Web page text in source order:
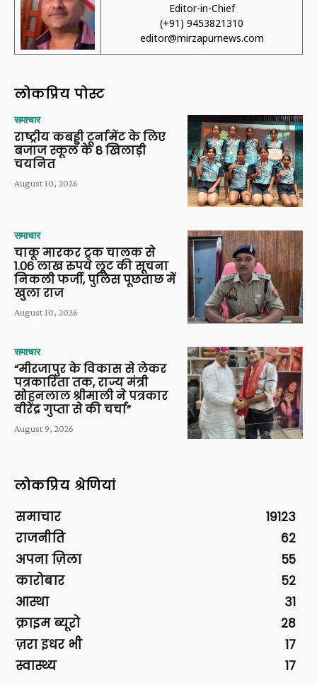
Editor-in-Chief
(+91) 9453821310
editor@mirzapurnews.com
लोकप्रिय पोस्ट
समाचार
राष्ट्रीय कबड्डी टूर्नामेंट के लिए
बजाज स्कूल के 8 खिलाड़ी
चयनित
August 10, 2026
समाचार
चाकू मारकर ट्रक चालक से
1.06 लाख रुपये लूट की सूचना
निकली फर्जी, पुलिस पूछताछ में
खुला राज
August 10, 2026
समाचार
“मीरजापुर के विकास से लेकर
पत्रकारिता तक, राज्य मंत्री
सोहनलाल श्रीमाली ने पत्रकार
वीरेंद्र गुप्ता से की चर्चा”
August 9, 2026
लोकप्रिय श्रेणियां
समाचार
19123
राजनीति
62
अपना ज़िला
55
कारोबार
52
आस्था
31
क्राइम ब्यूरो
28
ज़रा इधर भी
17
स्वास्थ्य
17